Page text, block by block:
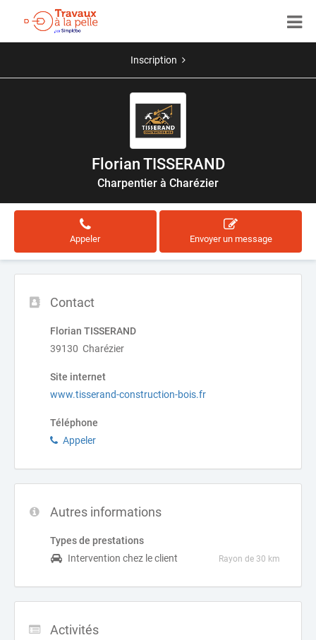
Inscription
Florian TISSERAND
Charpentier à Charézier
Appeler Envoyer un message
Contact
Florian TISSERAND
39130 Charézier
Site internet
www.tisserand-construction-bois.fr
Téléphone
Appeler
Autres informations
Types de prestations
Intervention chez le client
Rayon de 30 km
Activités